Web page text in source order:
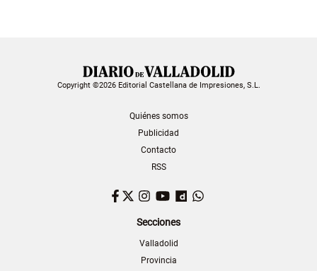
Copyright ©2026 Editorial Castellana de Impresiones, S.L.
Quiénes somos
Publicidad
Contacto
RSS
Facebook
TwitterInstagram
YouTubeDailymotion
Secciones
Valladolid
Provincia